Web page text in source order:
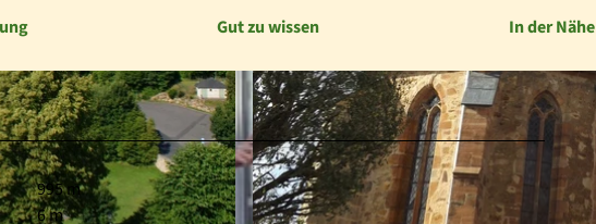
Gut zu wissen In der Nähe
995 m
6 m